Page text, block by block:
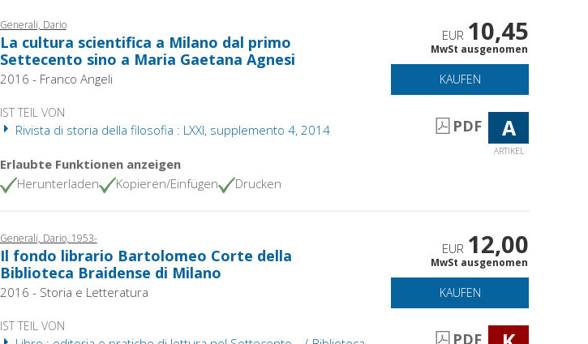
Generali, Dario
La cultura scientifica a Milano dal primo
Settecento sino a Maria Gaetana Agnesi
2016 - Franco Angeli
IST TEIL VON
Rivista di storia della filosofia : LXXI, supplemento 4, 2014
Erlaubte Funktionen anzeigen
Herunterladen
Kopieren/Einfügen Drucken
EUR 10,45
MwSt ausgenomen
KAUFEN
PDF A
ARTIKEL
Generali, Dario, 1953-
Il fondo librario Bartolomeo Corte della
Biblioteca Braidense di Milano
2016 - Storia e Letteratura
IST TEIL VON
EUR 12,00
MwSt ausgenomen
KAUFEN
PDF